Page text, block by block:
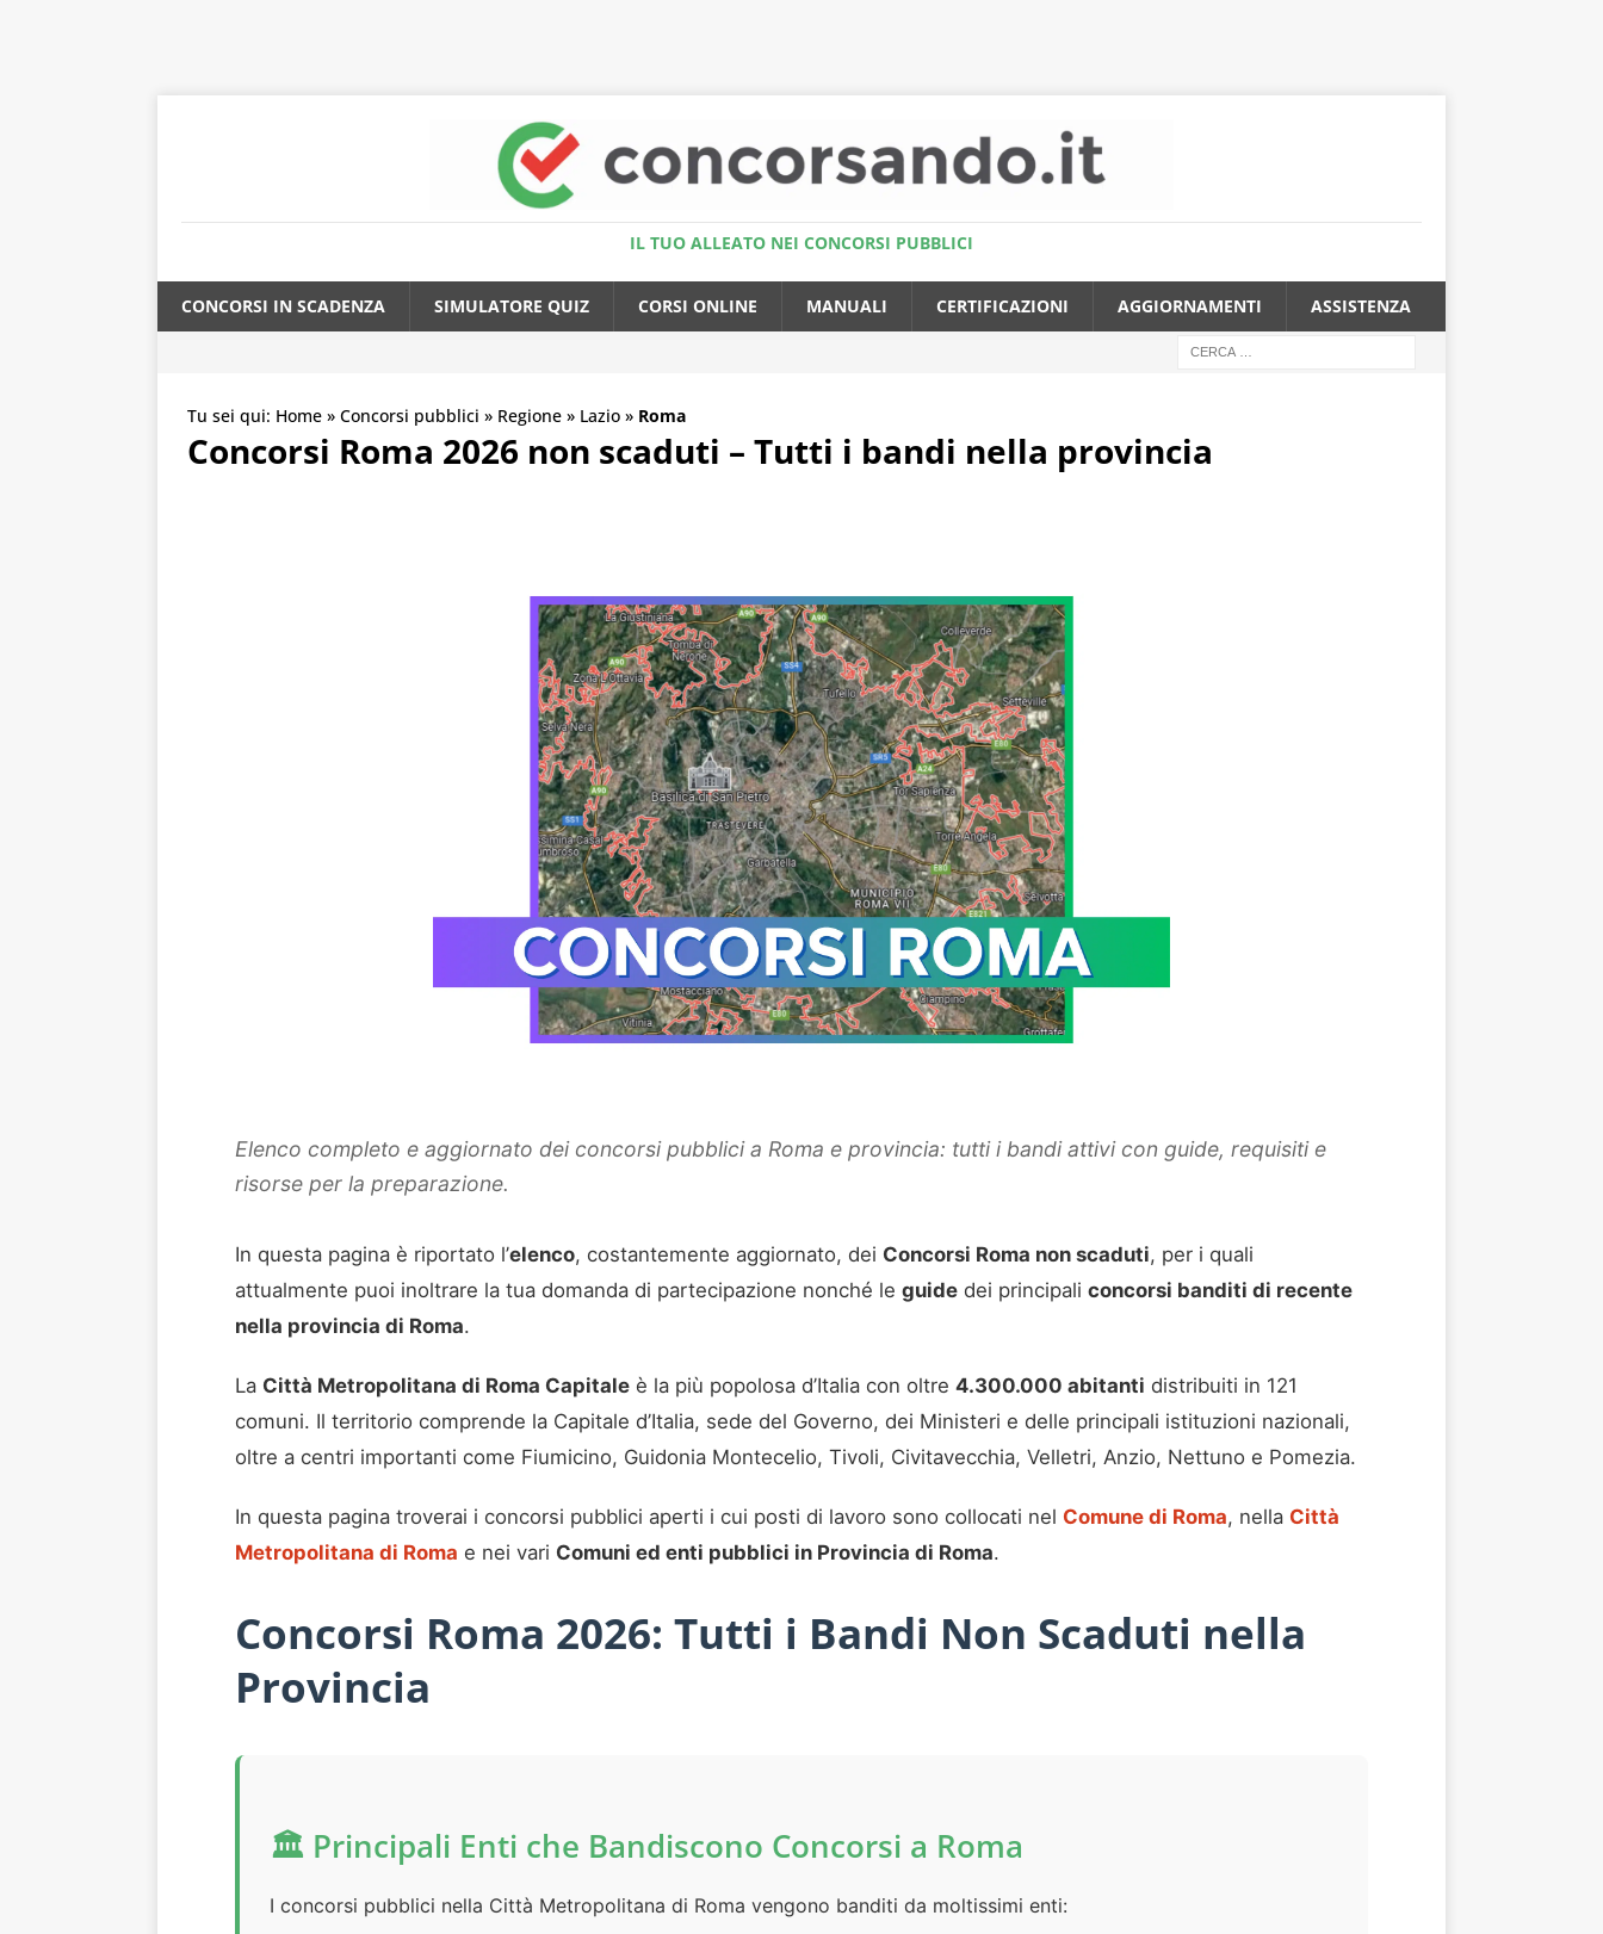
IL TUO ALLEATO NEI CONCORSI PUBBLICI
CONCORSI IN SCADENZA SIMULATORE QUIZ CORSI ONLINE MANUALI CERTIFICAZIONI AGGIORNAMENTI ASSISTENZA
Tu sei qui: Home » Concorsi pubblici » Regione » Lazio » Roma
Concorsi Roma 2026 non scaduti – Tutti i bandi nella provincia
Elenco completo e aggiornato dei concorsi pubblici a Roma e provincia: tutti i bandi attivi con guide, requisiti e
risorse per la preparazione.
In questa pagina è riportato l’elenco, costantemente aggiornato, dei Concorsi Roma non scaduti, per i quali
attualmente puoi inoltrare la tua domanda di partecipazione nonché le guide dei principali concorsi banditi di recente
nella provincia di Roma.
La Città Metropolitana di Roma Capitale è la più popolosa d’Italia con oltre 4.300.000 abitanti distribuiti in 121
comuni. Il territorio comprende la Capitale d’Italia, sede del Governo, dei Ministeri e delle principali istituzioni nazionali,
oltre a centri importanti come Fiumicino, Guidonia Montecelio, Tivoli, Civitavecchia, Velletri, Anzio, Nettuno e Pomezia.
In questa pagina troverai i concorsi pubblici aperti i cui posti di lavoro sono collocati nel Comune di Roma, nella Città
Metropolitana di Roma e nei vari Comuni ed enti pubblici in Provincia di Roma.
Concorsi Roma 2026: Tutti i Bandi Non Scaduti nella
Provincia
🏛️ Principali Enti che Bandiscono Concorsi a Roma
I concorsi pubblici nella Città Metropolitana di Roma vengono banditi da moltissimi enti: